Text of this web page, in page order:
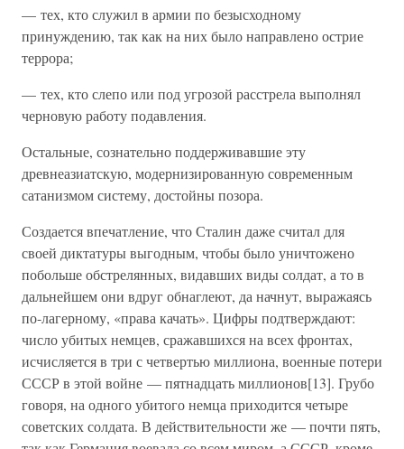
— тех, кто служил в армии по безысходному
принуждению, так как на них было направлено острие
террора;
— тех, кто слепо или под угрозой расстрела выполнял
черновую работу подавления.
Остальные, сознательно поддерживавшие эту
древнеазиатскую, модернизированную современным
сатанизмом систему, достойны позора.
Создается впечатление, что Сталин даже считал для
своей диктатуры выгодным, чтобы было уничтожено
побольше обстрелянных, видавших виды солдат, а то в
дальнейшем они вдруг обнаглеют, да начнут, выражаясь
по-лагерному, «права качать». Цифры подтверждают:
число убитых немцев, сражавшихся на всех фронтах,
исчисляется в три с четвертью миллиона, военные потери
СССР в этой войне — пятнадцать миллионов[13]. Грубо
говоря, на одного убитого немца приходится четыре
советских солдата. В действительности же — почти пять,